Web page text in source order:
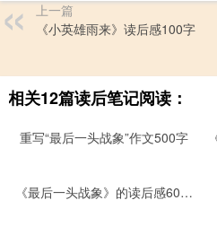
上一篇
《小英雄雨来》读后感100字
相关12篇读后笔记阅读：
重写“最后一头战象”作文500字
《最后一头战象》的读后感600字